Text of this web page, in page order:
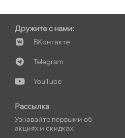
Дружите с нами:
Контакте
Telegram
YouTube
Рассылка
Узнавайте первыми о
акциях и скидках: